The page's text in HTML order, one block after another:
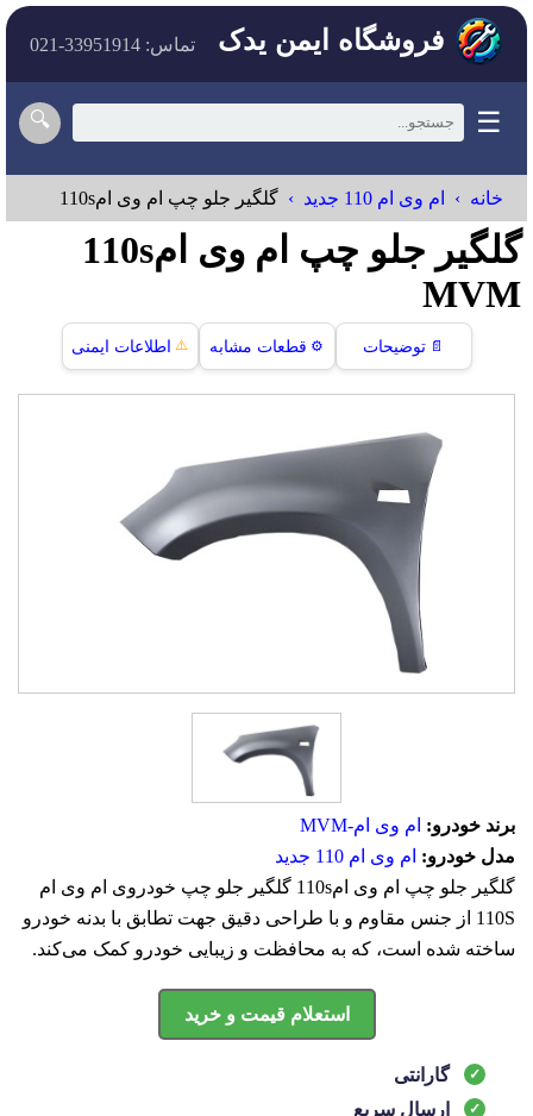
فروشگاه ایمن یدک تماس: 33951914-021
☰
🔍
خانه ام وی ام 110 جدید گلگیر جلو چپ ام وی ام110s
گلگیر جلو چپ ام وی ام110s
MVM
📄 توضیحات ⚙️ قطعات مشابه ⚠️ اطلاعات ایمنی
برند خودرو: ام وی ام-MVM
مدل خودرو: ام وی ام 110 جدید
گلگیر جلو چپ ام وی ام110s گلگیر جلو چپ خودروی ام وی ام
110S از جنس مقاوم و با طراحی دقیق جهت تطابق با بدنه خودرو
ساخته شده است، که به محافظت و زیبایی خودرو کمک می‌کند.
استعلام قیمت و خرید
گارانتی
ارسال سریع